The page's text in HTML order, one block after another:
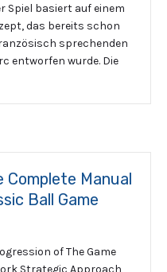
Spiel basiert auf einem
das bereits schon
sprechenden
entworfen wurde. Die
Complete Manual
Ball Game
of The Game
Strategic Approach